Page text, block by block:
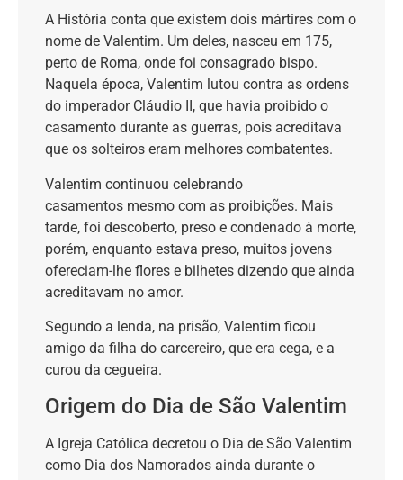
A História conta que existem dois mártires com o
nome de Valentim. Um deles, nasceu em 175,
perto de Roma, onde foi consagrado bispo.
Naquela época, Valentim lutou contra as ordens
do imperador Cláudio II, que havia proibido o
casamento durante as guerras, pois acreditava
que os solteiros eram melhores combatentes.
Valentim continuou celebrando
casamentos mesmo com as proibições. Mais
tarde, foi descoberto, preso e condenado à morte,
porém, enquanto estava preso, muitos jovens
ofereciam-lhe flores e bilhetes dizendo que ainda
acreditavam no amor.
Segundo a lenda, na prisão, Valentim ficou
amigo da filha do carcereiro, que era cega, e a
curou da cegueira.
Origem do Dia de São Valentim
A Igreja Católica decretou o Dia de São Valentim
como Dia dos Namorados ainda durante o